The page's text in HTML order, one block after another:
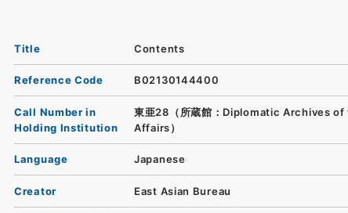
Title Contents
Reference Code B02130144400
Call Number in
Holding Institution
東亜28（所蔵館：Diplomatic Archives
Affairs）
Language Japanese
Creator East Asian Bureau